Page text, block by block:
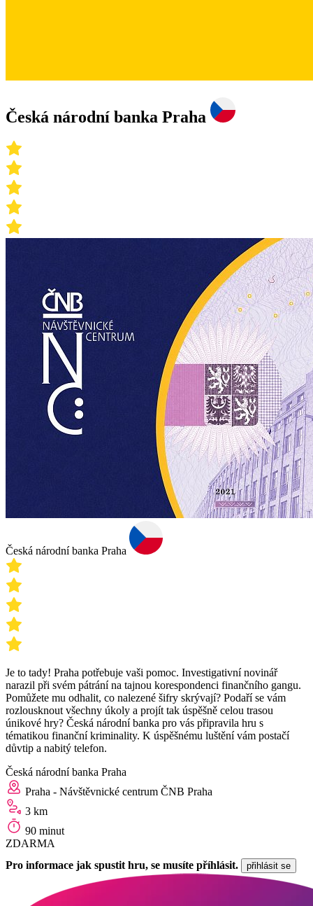
Česká národní banka Praha
Česká národní banka Praha
Je to tady! Praha potřebuje vaši pomoc. Investigativní novinář
narazil při svém pátrání na tajnou korespondenci finančního gangu.
Pomůžete mu odhalit, co nalezené šifry skrývají? Podaří se vám
rozlousknout všechny úkoly a projít tak úspěšně celou trasou
únikové hry? Česká národní banka pro vás připravila hru s
tématikou finanční kriminality. K úspěšnému luštění vám postačí
důvtip a nabitý telefon.
Česká národní banka Praha
Praha - Návštěvnické centrum ČNB Praha
3 km
90 minut
ZDARMA
Pro informace jak spustit hru, se musíte příhlásit.
přihlásit se